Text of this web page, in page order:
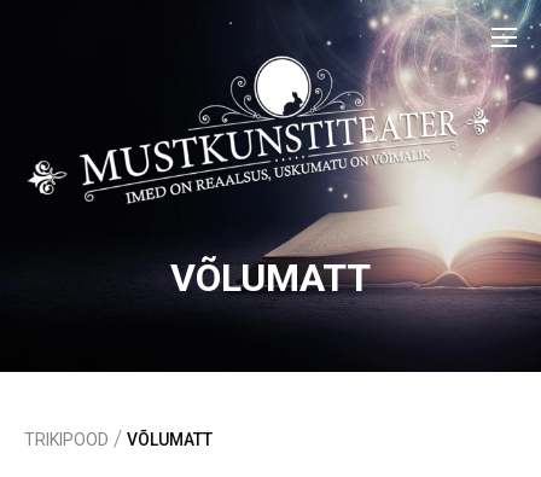
VÕLUMATT
TRIKIPOOD / VÕLUMATT